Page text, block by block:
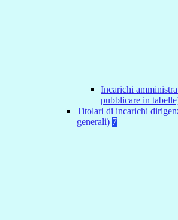
Incarichi
pubblicare in
Titolari di incarichi
generali) 7